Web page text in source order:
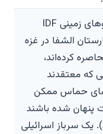
نیروهای زمینی IDF
الشفا در غزه
کرده‌اند،
که معتقدند
حماس ممکن
پنهان شده باشند
یک سرباز اسرائیلی